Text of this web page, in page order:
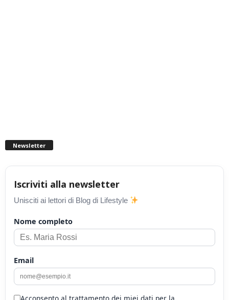
Newsletter
Iscriviti alla newsletter
Unisciti ai lettori di Blog di Lifestyle
Nome completo
Email